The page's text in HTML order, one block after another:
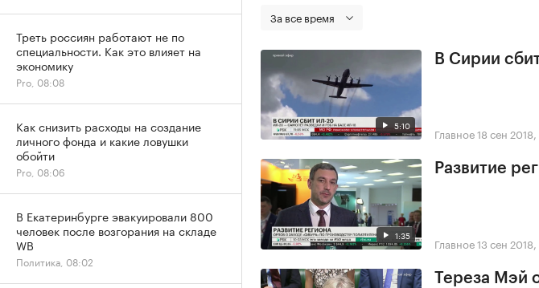
За все время
5:10
В Сирии
Главное18 сен
1:35
Развитие
Главное13 сен
Тереза Мэй
Треть россиян работают не по
специальности. Как это влияет на
экономику
Pro, 08:08
Как снизить расходы на создание
личного фонда и какие ловушки
обойти
Pro, 08:06
В Екатеринбурге эвакуировали 800
человек после возгорания на складе
WB
Политика, 08:02